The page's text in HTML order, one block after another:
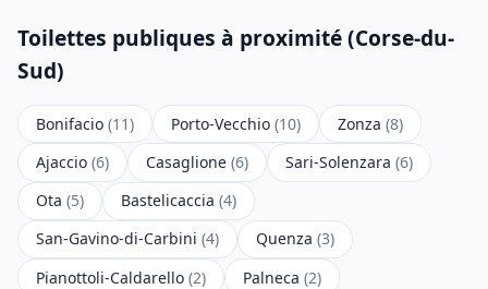
Toilettes publiques à proximité (Corse-du-
Sud)
Bonifacio (11) Porto-Vecchio (10) Zonza (8)
Ajaccio (6) Casaglione (6) Sari-Solenzara (6)
Ota (5) Bastelicaccia (4)
San-Gavino-di-Carbini (4) Quenza (3)
Pianottoli-Caldarello (2) Palneca (2)